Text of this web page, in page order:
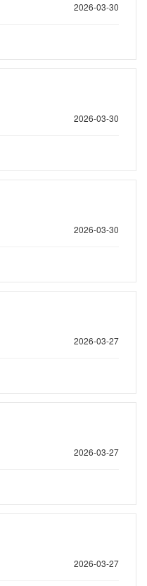
2026-03-30
2026-03-30
2026-03-30
2026-03-27
2026-03-27
2026-03-27